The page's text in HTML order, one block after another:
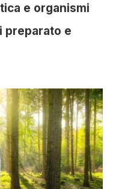
e organismi
preparato e